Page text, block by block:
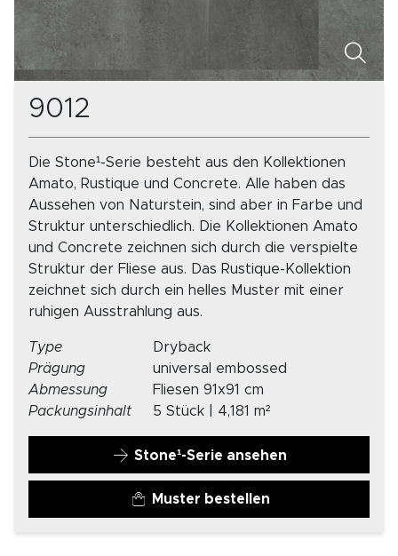
9012
Die Stone¹-Serie besteht aus den Kollektionen
Amato, Rustique und Concrete. Alle haben das
Aussehen von Naturstein, sind aber in Farbe und
Struktur unterschiedlich. Die Kollektionen Amato
und Concrete zeichnen sich durch die verspielte
Struktur der Fliese aus. Das Rustique-Kollektion
zeichnet sich durch ein helles Muster mit einer
ruhigen Ausstrahlung aus.
Type
Dryback
Prägung
universal embossed
Abmessung
Fliesen 91x91 cm
Packungsinhalt
5 Stück | 4,181 m²
Stone¹-Serie ansehen
Muster bestellen